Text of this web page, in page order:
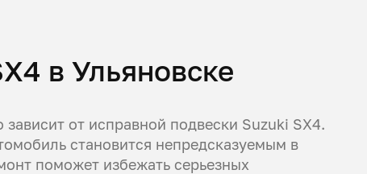
в Ульяновске
от исправной подвески Suzuki SX4.
становится непредсказуемым в
поможет избежать серьезных